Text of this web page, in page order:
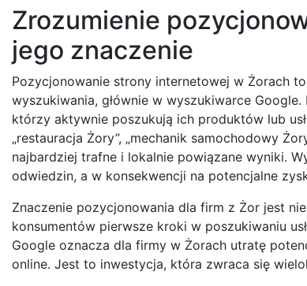
Zrozumienie
jego znaczenie
Pozycjonowanie strony internetowej w Żorach
wyszukiwania, głównie w wyszukiwarce
którzy aktywnie poszukują ich produktów lub
„restauracja Żory”, „mechanik samochodowy
najbardziej trafne i lokalnie powiązane wyniki.
odwiedzin, a w konsekwencji na potencjalne
Znaczenie pozycjonowania dla firm z Żor jest
konsumentów pierwsze kroki w poszukiwaniu
Google oznacza dla firmy w Żorach utratę
online. Jest to inwestycja, która zwraca się